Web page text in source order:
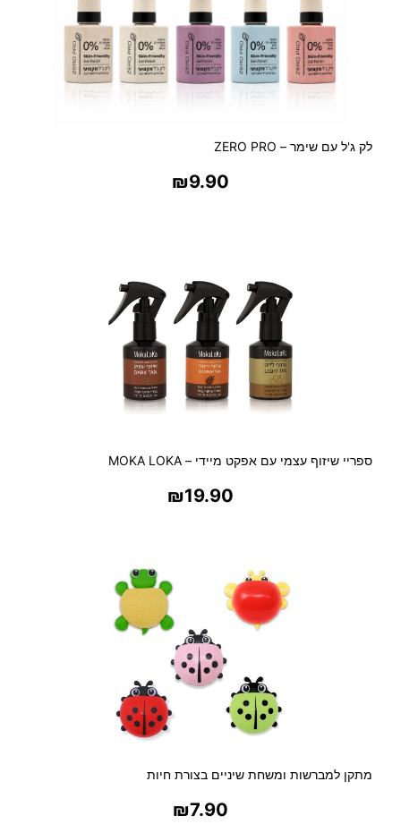
א
י
ל
ה
ח
1
0
0
מ
'
ל
לק ג'ל עם שימר – ZERO PRO
₪9.90
ספריי שיזוף עצמי עם אפקט מיידי – MOKA LOKA
₪19.90
מתקן למברשות ומשחת שיניים בצורת חיות
₪7.90